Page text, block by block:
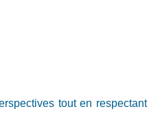
tout en